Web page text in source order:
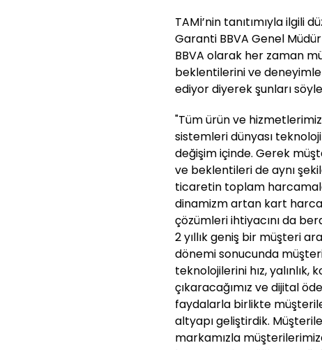
TAMİ’nin tanıtımıyla ilgili
Garanti BBVA Genel
BBVA olarak her zaman
beklentilerini ve
ediyor diyerek şunları
"Tüm ürün ve
sistemleri dünyası
değişim içinde. Gerek
ve beklentileri de aynı
ticaretin toplam
dinamizm artan kart
çözümleri ihtiyacını da
2 yıllık geniş bir müşteri
dönemi sonucunda
teknolojilerini hız, yalınlık,
çıkaracağımız ve dijital
faydalarla birlikte
altyapı geliştirdik.
markamızla